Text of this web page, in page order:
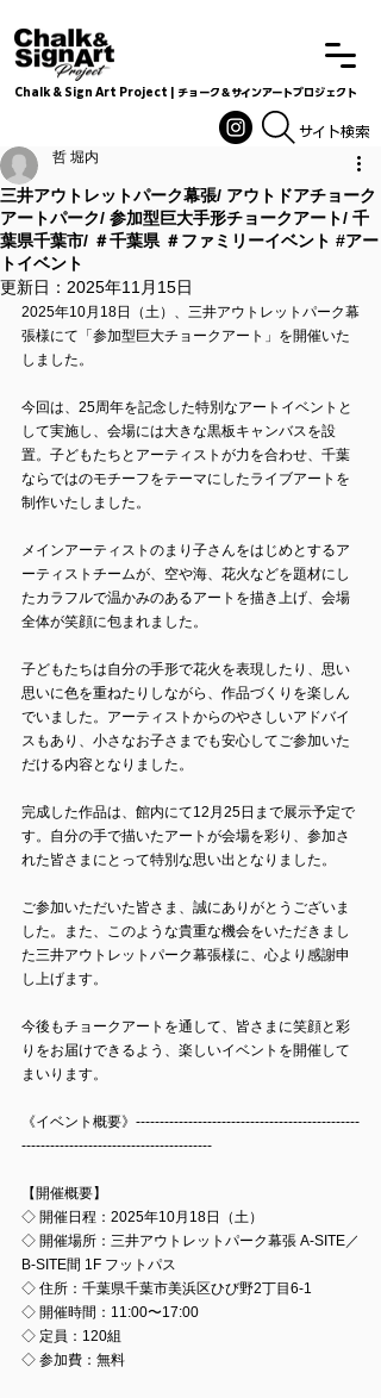
Chalk & Sign Art Project | チョーク＆サインアートプロジェクト
​​​サイト検索
三井アウトレットパーク幕張/ アウトドアチョーク
アートパーク/ 参加型巨大手形チョークアート/ 千
葉県千葉市/ ＃千葉県 ＃ファミリーイベント #アー
トイベント
哲 堀内
更新日： 2025年11月15日
2025年10月18日（土）、三井アウトレットパーク幕
張様にて「参加型巨大チョークアート」を開催いた
しました。
今回は、25周年を記念した特別なアートイベントと
して実施し、会場には大きな黒板キャンバスを設
置。子どもたちとアーティストが力を合わせ、千葉
ならではのモチーフをテーマにしたライブアートを
制作いたしました。
メインアーティストのまり子さんをはじめとするア
ーティストチームが、空や海、花火などを題材にし
たカラフルで温かみのあるアートを描き上げ、会場
全体が笑顔に包まれました。
子どもたちは自分の手形で花火を表現したり、思い
思いに色を重ねたりしながら、作品づくりを楽しん
でいました。アーティストからのやさしいアドバイ
スもあり、小さなお子さまでも安心してご参加いた
だける内容となりました。
完成した作品は、館内にて12月25日まで展示予定で
す。自分の手で描いたアートが会場を彩り、参加さ
れた皆さまにとって特別な思い出となりました。
ご参加いただいた皆さま、誠にありがとうございま
した。また、このような貴重な機会をいただきまし
た三井アウトレットパーク幕張様に、心より感謝申
し上げます。
今後もチョークアートを通して、皆さまに笑顔と彩
りをお届けできるよう、楽しいイベントを開催して
まいります。
《イベント概要》-----------------------------------------------
----------------------------------------
【開催概要】
◇ 開催日程：2025年10月18日（土）
◇ 開催場所：三井アウトレットパーク幕張 A-SITE／
B-SITE間 1F フットパス
◇ 住所：千葉県千葉市美浜区ひび野2丁目6-1
◇ 開催時間：11:00〜17:00
◇ 定員：120組
◇ 参加費：無料